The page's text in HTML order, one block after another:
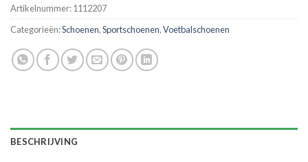
Artikelnummer:1112207
Categorieën:Schoenen,Sportschoenen,Voetbalschoenen
BESCHRIJVING